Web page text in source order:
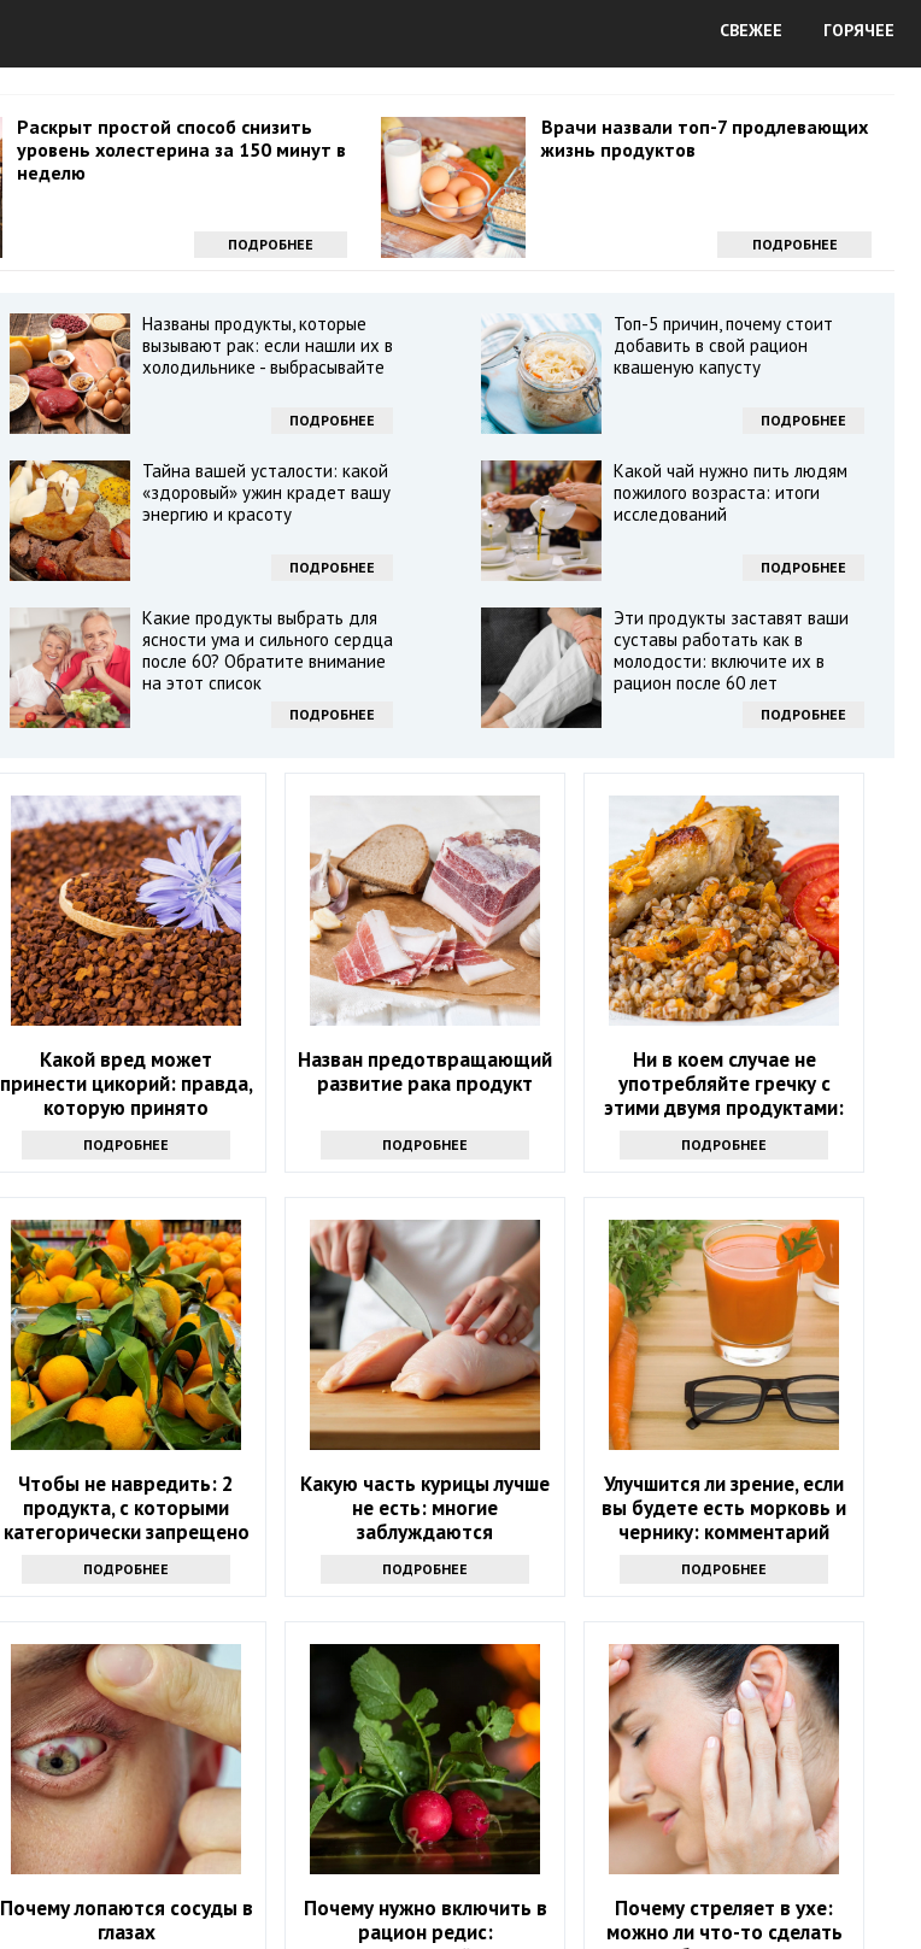
СВЕЖЕЕ ГОРЯЧЕЕ
Раскрыт простой способ снизить
уровень холестерина за 150 минут в
неделю
ПОДРОБНЕЕ
Врачи назвали топ-7 продлевающих
жизнь продуктов
ПОДРОБНЕЕ
Названы продукты, которые
вызывают рак: если нашли их в
холодильнике - выбрасывайте
ПОДРОБНЕЕ
Топ-5 причин, почему стоит
добавить в свой рацион
квашеную капусту
ПОДРОБНЕЕ
Тайна вашей усталости: какой
«здоровый» ужин крадет вашу
энергию и красоту
ПОДРОБНЕЕ
Какой чай нужно пить людям
пожилого возраста: итоги
исследований
ПОДРОБНЕЕ
Какие продукты выбрать для
ясности ума и сильного сердца
после 60? Обратите внимание
на этот список
ПОДРОБНЕЕ
Эти продукты заставят ваши
суставы работать как в
молодости: включите их в
рацион после 60 лет
ПОДРОБНЕЕ
Какой вред может
принести цикорий: правда,
которую принято
ПОДРОБНЕЕ
Назван предотвращающий
развитие рака продукт
ПОДРОБНЕЕ
Ни в коем случае не
употребляйте гречку с
этими двумя продуктами:
последствия
ПОДРОБНЕЕ
Чтобы не навредить: 2
продукта, с которыми
категорически запрещено
ПОДРОБНЕЕ
Какую часть курицы лучше
не есть: многие
заблуждаются
ПОДРОБНЕЕ
Улучшится ли зрение, если
вы будете есть морковь и
чернику: комментарий
ПОДРОБНЕЕ
Почему лопаются сосуды в
глазах
Почему нужно включить в
рацион редис:
Почему стреляет в ухе:
можно ли что-то сделать